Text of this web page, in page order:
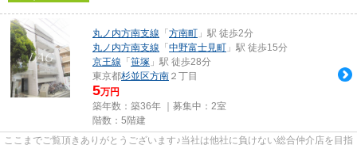
丸ノ内方南支線 「 方南町 」駅 徒歩2分
丸ノ内方南支線 「 中野富士見町 」駅 徒歩15分
京王線 「 笹塚 」駅 徒歩28分
東京都杉並区方南 ２丁目
5万円
築年数：築36年 ｜募集中： 2室
階数：5階建
ここまでご覧頂きありがとうございます♪当社は他社に負けない総合仲介店を目指